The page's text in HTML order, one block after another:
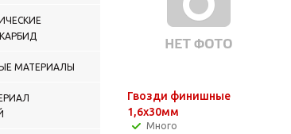
МАТЕРИАЛЫ
Гвозди финишные
1,6х30мм
Много